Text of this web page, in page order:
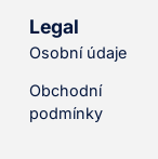
Legal
Osobní údaje
Obchodní
podmínky